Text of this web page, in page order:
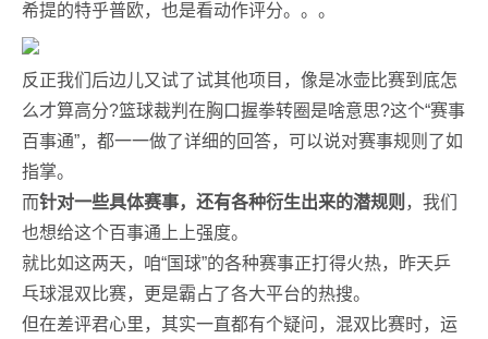
希提的特乎普欧，也是看动作评分。。。
反正我们后边儿又试了试其他项目，像是冰壶比赛到底怎
么才算高分?篮球裁判在胸口握拳转圈是啥意思?这个“赛事
百事通”，都一一做了详细的回答，可以说对赛事规则了如
指掌。
而针对一些具体赛事，还有各种衍生出来的潜规则 ，我们
也想给这个百事通上上强度。
就比如这两天，咱“国球”的各种赛事正打得火热，昨天乒
乓球混双比赛，更是霸占了各大平台的热搜。
但在差评君心里，其实一直都有个疑问，混双比赛时，运